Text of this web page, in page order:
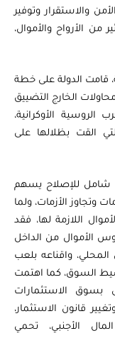
والاستقرار وتوفير
الأرواح والأموال،
قامت الدولة على خطة
الخارج التضييق
الروسية الأوكرانية،
القت بظلالها على
للإصلاح يسهم
الأزمات، ولما
اللازمة لها، فقد
الأموال من الداخل
واقناعه بلعب
السوق، كما اهتمت
الاستثمارات
قانون الاستثمار،
الأجنبي، تحمي